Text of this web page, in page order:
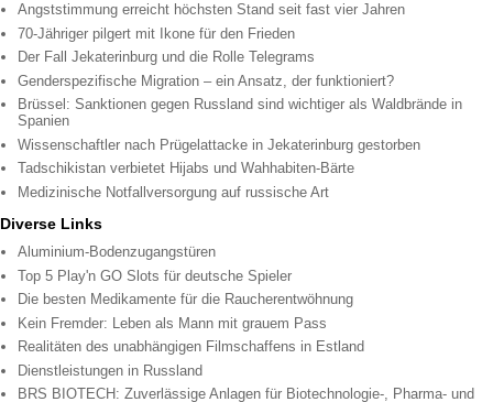
Angststimmung erreicht höchsten Stand seit fast vier Jahren
70-Jähriger pilgert mit Ikone für den Frieden
Der Fall Jekaterinburg und die Rolle Telegrams
Genderspezifische Migration – ein Ansatz, der funktioniert?
Brüssel: Sanktionen gegen Russland sind wichtiger als Waldbrände in
Spanien
Wissenschaftler nach Prügelattacke in Jekaterinburg gestorben
Tadschikistan verbietet Hijabs und Wahhabiten-Bärte
Medizinische Notfallversorgung auf russische Art
Diverse Links
Aluminium-Bodenzugangstüren
Top 5 Play'n GO Slots für deutsche Spieler
Die besten Medikamente für die Raucherentwöhnung
Kein Fremder: Leben als Mann mit grauem Pass
Realitäten des unabhängigen Filmschaffens in Estland
Dienstleistungen in Russland
BRS BIOTECH: Zuverlässige Anlagen für Biotechnologie-, Pharma- und